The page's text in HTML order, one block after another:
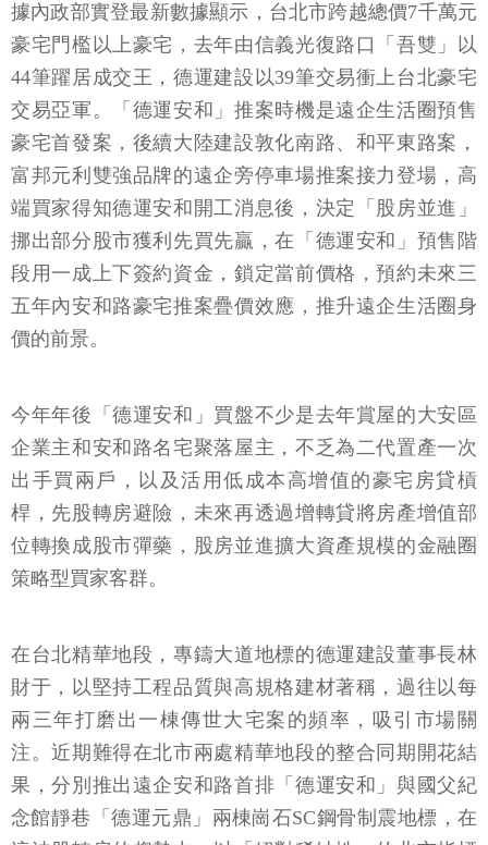
據內政部實登最新數據顯示，台北市跨越總價7千萬元
豪宅門檻以上豪宅，去年由信義光復路口「吾雙」以
44筆躍居成交王，德運建設以39筆交易衝上台北豪宅
交易亞軍。「德運安和」推案時機是遠企生活圈預售
豪宅首發案，後續大陸建設敦化南路、和平東路案，
富邦元利雙強品牌的遠企旁停車場推案接力登場，高
端買家得知德運安和開工消息後，決定「股房並進」
挪出部分股市獲利先買先贏，在「德運安和」預售階
段用一成上下簽約資金，鎖定當前價格，預約未來三
五年內安和路豪宅推案疊價效應，推升遠企生活圈身
價的前景。
今年年後「德運安和」買盤不少是去年賞屋的大安區
企業主和安和路名宅聚落屋主，不乏為二代置產一次
出手買兩戶，以及活用低成本高增值的豪宅房貸槓
桿，先股轉房避險，未來再透過增轉貸將房產增值部
位轉換成股市彈藥，股房並進擴大資產規模的金融圈
策略型買家客群。
在台北精華地段，專鑄大道地標的德運建設董事長林
財于，以堅持工程品質與高規格建材著稱，過往以每
兩三年打磨出一棟傳世大宅案的頻率，吸引市場關
注。近期難得在北市兩處精華地段的整合同期開花結
果，分別推出遠企安和路首排「德運安和」與國父紀
念館靜巷「德運元鼎」兩棟崗石SC鋼骨制震地標，在